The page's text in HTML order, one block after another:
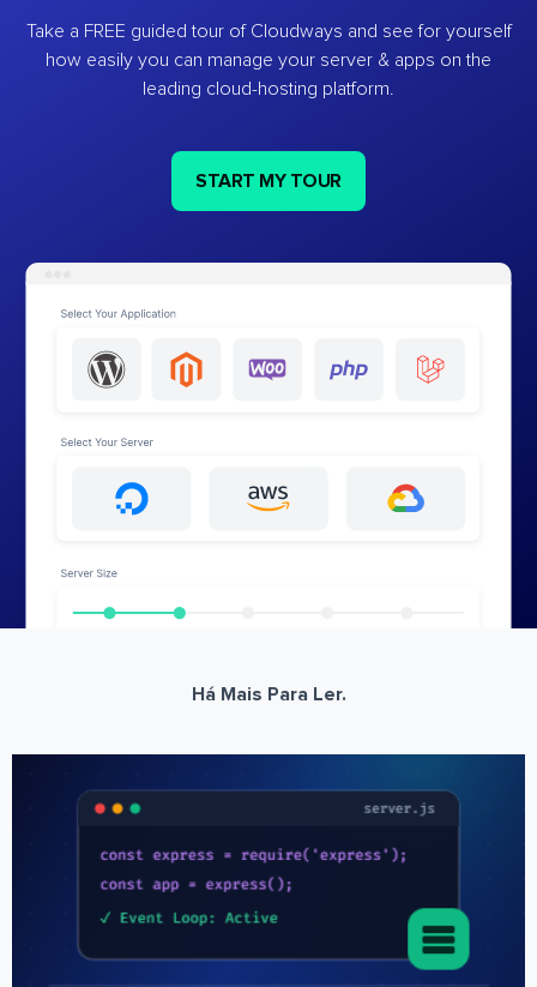
Take a FREE guided tour of Cloudways and see for yourself
how easily you can manage your server & apps on the
leading cloud-hosting platform.
START MY TOUR
Há Mais Para Ler.